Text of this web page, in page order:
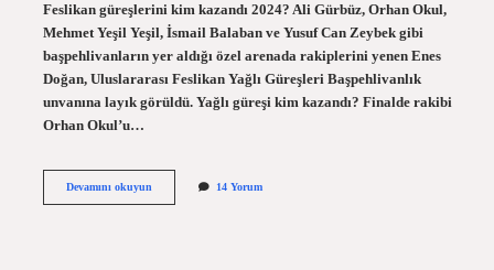
Feslikan güreşlerini kim kazandı 2024? Ali Gürbüz, Orhan Okul,
Mehmet Yeşil Yeşil, İsmail Balaban ve Yusuf Can Zeybek gibi
başpehlivanların yer aldığı özel arenada rakiplerini yenen Enes
Doğan, Uluslararası Feslikan Yağlı Güreşleri Başpehlivanlık
unvanına layık görüldü. Yağlı güreşi kim kazandı? Finalde rakibi
Orhan Okul’u…
Devamını okuyunPamukkale
14 Yorum